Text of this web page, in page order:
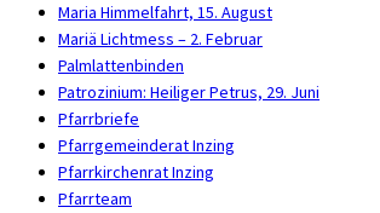
Maria Himmelfahrt, 15. August
Mariä Lichtmess – 2. Februar
Palmlattenbinden
Patrozinium: Heiliger Petrus, 29. Juni
Pfarrbriefe
Pfarrgemeinderat Inzing
Pfarrkirchenrat Inzing
Pfarrteam